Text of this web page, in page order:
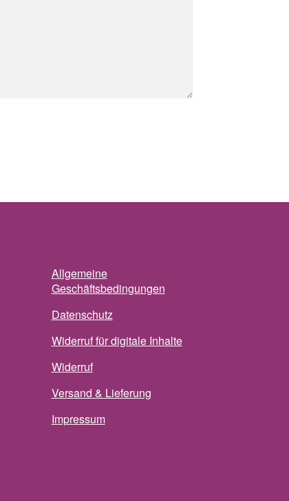
Allgemeine
Geschäftsbedingungen
Datenschutz
Widerruf für digitale Inhalte
Widerruf
Versand & Lieferung
Impressum